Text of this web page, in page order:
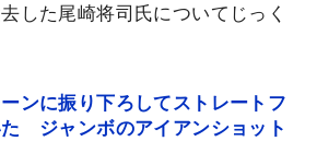
した尾崎将司氏についてじっく
ーンに振り下ろしてストレートフ
ジャンボのアイアンショット